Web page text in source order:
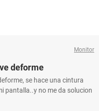
Monitor
deforme
se hace una cintura
pantalla..y no me da solucion